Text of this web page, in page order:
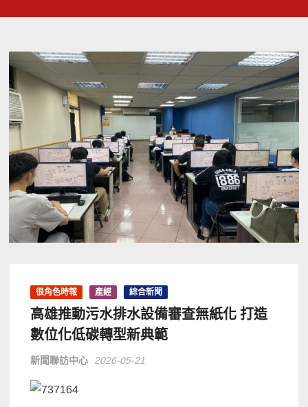
很角色時報 產經 綜合新聞
高雄推動污水排水設備審查無紙化 打造
數位化低碳轉型新典範
新聞聯訪中心 2026-05-21